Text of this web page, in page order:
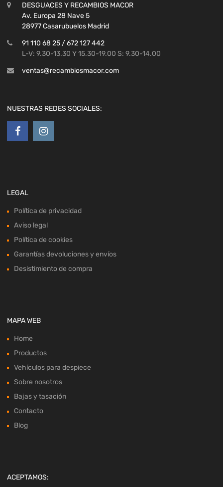
DESGUACES Y RECAMBIOS MACOR
Av. Europa 28 Nave 5
28977 Casarubuelos Madrid
91 110 68 25 / 672 127 442
L-V: 9.30-13.30 Y 15.30-19.00 S: 9.30-14.00
ventas@recambiosmacor.com
NUESTRAS REDES SOCIALES:
LEGAL
Política de privacidad
Aviso legal
Política de cookies
Garantías devoluciones y envíos
Desistimiento de compra
MAPA WEB
Home
Productos
Vehículos para despiece
Sobre nosotros
Bajas y tasación
Contacto
Blog
ACEPTAMOS: